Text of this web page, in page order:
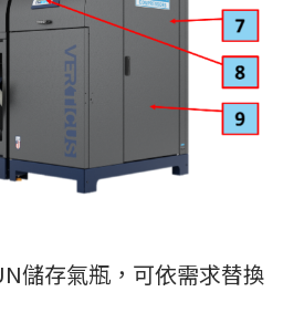
儲存氣瓶，可依需求替換